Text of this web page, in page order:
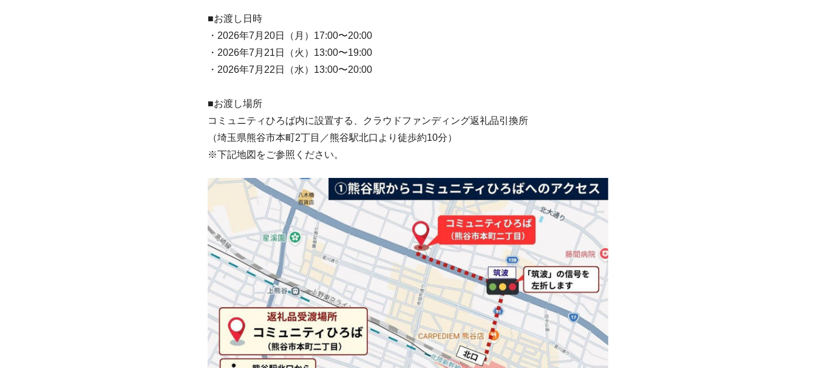
■お渡し日時
・2026年7月20日（月）17:00〜20:00
・2026年7月21日（火）13:00〜19:00
・2026年7月22日（水）13:00〜20:00
■お渡し場所
コミュニティひろば内に設置する、クラウドファンディング返礼品引換所
（埼玉県熊谷市本町2丁目／熊谷駅北口より徒歩約10分）
※下記地図をご参照ください。